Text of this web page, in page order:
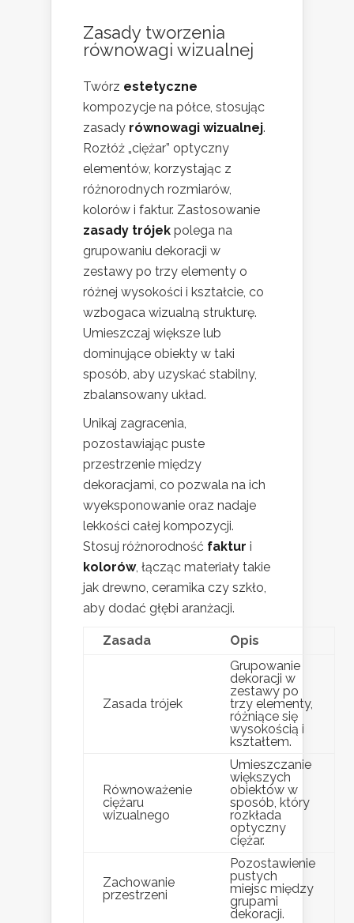
Zasady tworzenia
równowagi wizualnej
Twórz estetyczne
kompozycje na półce, stosując
zasady równowagi wizualnej.
Rozłóż „ciężar” optyczny
elementów, korzystając z
różnorodnych rozmiarów,
kolorów i faktur. Zastosowanie
zasady trójek polega na
grupowaniu dekoracji w
zestawy po trzy elementy o
różnej wysokości i kształcie, co
wzbogaca wizualną strukturę.
Umieszczaj większe lub
dominujące obiekty w taki
sposób, aby uzyskać stabilny,
zbalansowany układ.
Unikaj zagracenia,
pozostawiając puste
przestrzenie między
dekoracjami, co pozwala na ich
wyeksponowanie oraz nadaje
lekkości całej kompozycji.
Stosuj różnorodność faktur i
kolorów, łącząc materiały takie
jak drewno, ceramika czy szkło,
aby dodać głębi aranżacji.
Zasada Opis
Zasada trójek
Grupowanie
dekoracji w
zestawy po
trzy elementy,
różniące się
wysokością i
kształtem.
Równoważenie
ciężaru
wizualnego
Umieszczanie
większych
obiektów w
sposób, który
rozkłada
optyczny
ciężar.
Zachowanie
przestrzeni
Pozostawienie
pustych
miejsc między
grupami
dekoracji.